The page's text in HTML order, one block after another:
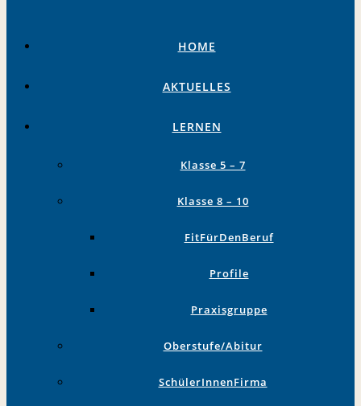
HOME
AKTUELLES
LERNEN
Klasse 5 – 7
Klasse 8 – 10
FitFürDenBeruf
Profile
Praxisgruppe
Oberstufe/Abitur
SchülerInnenFirma